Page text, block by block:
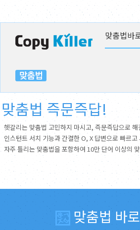
맞춤법바
맞춤법 즉문즉답!
헷갈리는 맞춤법 고민하지 마시고, 즉문즉답으로 해
인스턴트 서치 기능과 간결한 O, X 답변으로 빠르
자주 틀리는 맞춤법을 포함하여 10만 단어 이상의
맞춤법 바